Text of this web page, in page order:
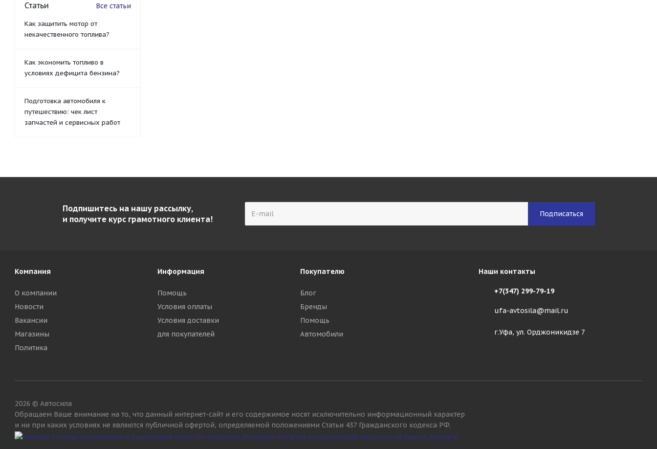
Статьи Все статьи
Как защитить мотор от
некачественного топлива?
Как экономить топливо в
условиях дефицита бензина?
Подготовка автомобиля к
путешествию: чек лист
запчастей и сервисных работ
Подпишитесь на нашу рассылку,
и получите курс грамотного клиента!
Компания
О компании
Новости
Вакансии
Магазины
Политика
Информация
Помощь
Условия оплаты
Условия доставки
для покупателей
Покупателю
Блог
Бренды
Помощь
Автомобили
Наши контакты
+7(347) 299-79-19
ufa-avtosila@mail.ru
г.Уфа, ул. Орджоникидзе 7
2026 © Автосила
Обращаем Ваше внимание на то, что данный интернет-сайт и его содержимое носят исключительно информационный характер
и ни при каких условиях не являются публичной офертой, определяемой положениями Статьи 437 Гражданского кодекса РФ.